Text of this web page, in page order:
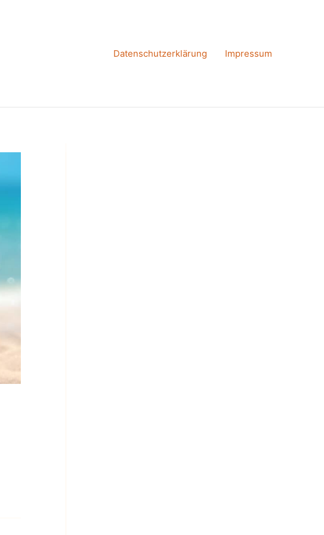
Datenschutzerklärung Impressum